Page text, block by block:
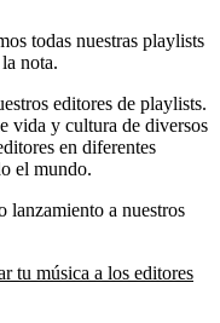
todas nuestras playlists
nota.
editores de playlists.
vida y cultura de diversos
en diferentes
el mundo.
lanzamiento a nuestros
tu música a los editores